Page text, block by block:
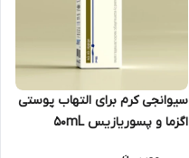
سیوانجی کرم برای التهاب پوستی
اگزما و پسوریازیس 50mL